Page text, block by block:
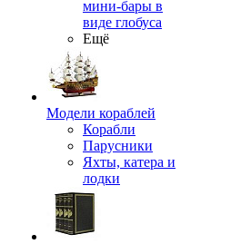
мини-бары в
виде глобуса
Ещё
Модели кораблей
Корабли
Парусники
Яхты, катера и
лодки